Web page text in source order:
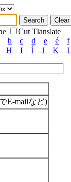
Cut Tlanslate
b c d e é
f
H I Í J K L
E-mailなど)